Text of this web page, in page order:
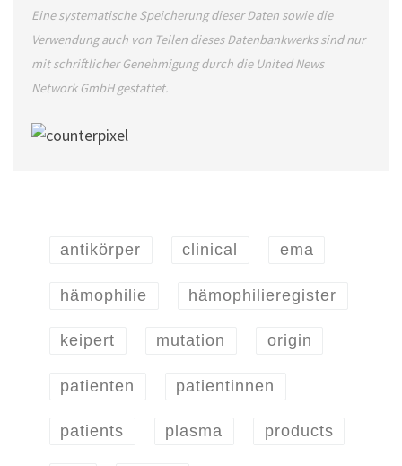
Eine systematische Speicherung dieser Daten sowie die
Verwendung auch von Teilen dieses Datenbankwerks sind nur
mit schriftlicher Genehmigung durch die United News
Network GmbH gestattet.
antikörper clinical ema
hämophilie hämophilieregister
keipert mutation origin
patienten patientinnen
patients plasma products